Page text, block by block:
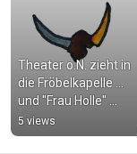
Theater o.N. zieht in
die Fröbelkapelle ...
und "Frau Holle"
kommt mit!
5 views